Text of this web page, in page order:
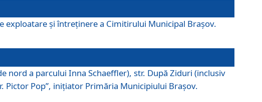
exploatare şi întreţinere a Cimitirului Municipal Braşov.
nord a parcului Inna Schaeffler), str. După Ziduri (inclusiv
Pictor Pop”, iniţiator Primăria Municipiului Braşov.